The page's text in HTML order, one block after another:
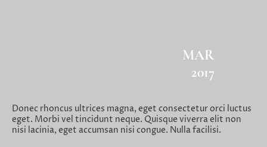
MAR
2017
Donec rhoncus ultrices magna, eget consectetur orci luctus
eget. Morbi vel tincidunt neque. Quisque viverra elit non
nisi lacinia, eget accumsan nisi congue. Nulla facilisi.